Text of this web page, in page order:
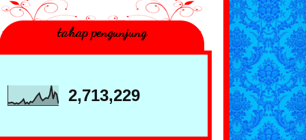
tahap pengunjung
2,713,229